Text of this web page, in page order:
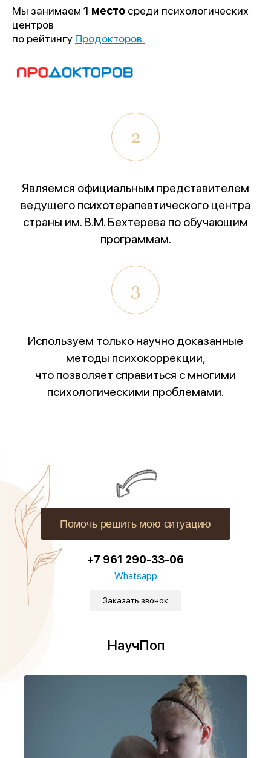
1 место
психотерапевтического профиля»
Всероссийский конкурс
Министерство Здравоохранения и
НМИЦ им. В.М. Бехтерева.
(2025г.)
Благодарим всех, кто принимал участие в нашем
развитии!
Мы занимаем 1 место среди психологических
центров
по рейтингу Продокторов.
2
Являемся официальным представителем
ведущего психотерапевтического центра
страны им. В.М. Бехтерева по обучающим
программам.
3
Используем только научно доказанные
методы психокоррекции,
что позволяет справиться с многими
психологическими проблемами.
Помочь решить мою ситуацию
+7 961 290-33-06
Whatsapp
Заказать звонок
НаучПоп